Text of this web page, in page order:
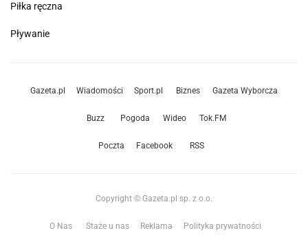
Piłka ręczna
Pływanie
Gazeta.pl Wiadomości Sport.pl Biznes Gazeta Wyborcza
Buzz Pogoda Wideo Tok.FM
Poczta Facebook RSS
Copyright © Gazeta.pl sp. z o.o.
O Nas Staże u nas Reklama Polityka prywatności